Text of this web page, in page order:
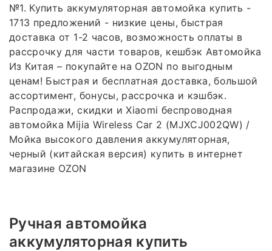
№1. Купить аккумуляторная автомойка купить -
1713 предложений - низкие цены, быстрая
доставка от 1-2 часов, возможность оплаты в
рассрочку для части товаров, кешбэк Автомойка
Из Китая – покупайте на OZON по выгодным
ценам! Быстрая и бесплатная доставка, большой
ассортимент, бонусы, рассрочка и кэшбэк.
Распродажи, скидки и Xiaomi беспроводная
автомойка Mijia Wireless Car 2 (MJXCJ002QW) /
Мойка высокого давления аккумуляторная,
черный (китайская версия) купить в интернет
магазине OZON
Ручная автомойка
аккумуляторная купить